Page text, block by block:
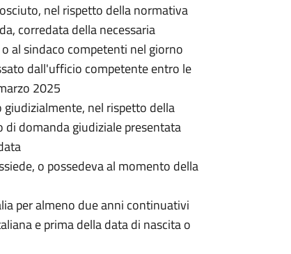
nel rispetto della normativa
corredata della necessaria
al sindaco competenti nel giorno
dall'ufficio competente entro le
2025
nel rispetto della
di domanda giudiziale presentata
o possedeva al momento della
per almeno due anni continuativi
e prima della data di nascita o